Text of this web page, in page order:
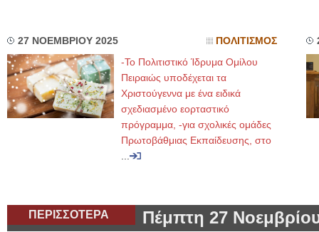
27 ΝΟΕΜΒΡΙΟΥ 2025 ΠΟΛΙΤΙΣΜΟΣ
-Το Πολιτιστικό Ίδρυμα Ομίλου
Πειραιώς υποδέχεται τα
Χριστούγεννα με ένα ειδικά
σχεδιασμένο εορταστικό
πρόγραμμα, -για σχολικές ομάδες
Πρωτοβάθμιας Εκπαίδευσης, στο
ΠΕΡΙΣΣΟΤΕΡΑ Πέμπτη 27